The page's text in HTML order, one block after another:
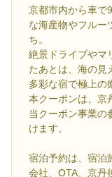
京都市内から車で
な海産物やフルー
ち。
絶景ドライブやマ
たあとは、海の見
多彩な宿で極上の
本クーポンは、京
当クーポン事業の
けます。
宿泊予約は、宿泊
会社、OTA、京丹